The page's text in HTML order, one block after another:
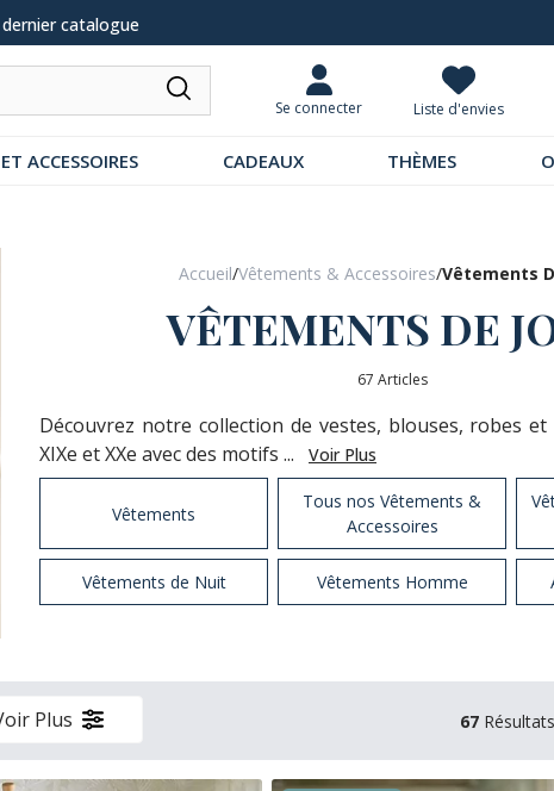
9,95 €
Se connecter Liste d'envies
ACCESSOIRES CADEAUX THÈMES
Accueil/Vêtements & Accessoires/Vêtements
VÊTEMENTS DE
67 Articles
Découvrez notre collection de vestes, blouses, robes
XIXe et XXe avec des motifs ...
Voir Plus
Vêtements
Tous nos Vêtements &
Accessoires
Vêtements de Nuit Vêtements Homme
Plus 67 Résultats